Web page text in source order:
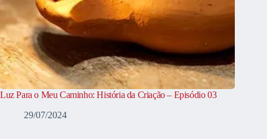
Luz Para o Meu Caminho: História da Criação – Episódio 03
29/07/2024